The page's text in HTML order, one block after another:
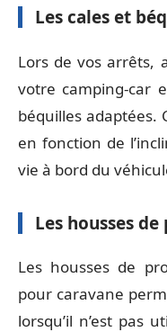
Les cales et
Lors de vos arrêts,
votre camping-car
béquilles adaptées.
en fonction de
vie à bord du
Les housses
Les housses de
pour caravane
lorsqu’il n’est pas